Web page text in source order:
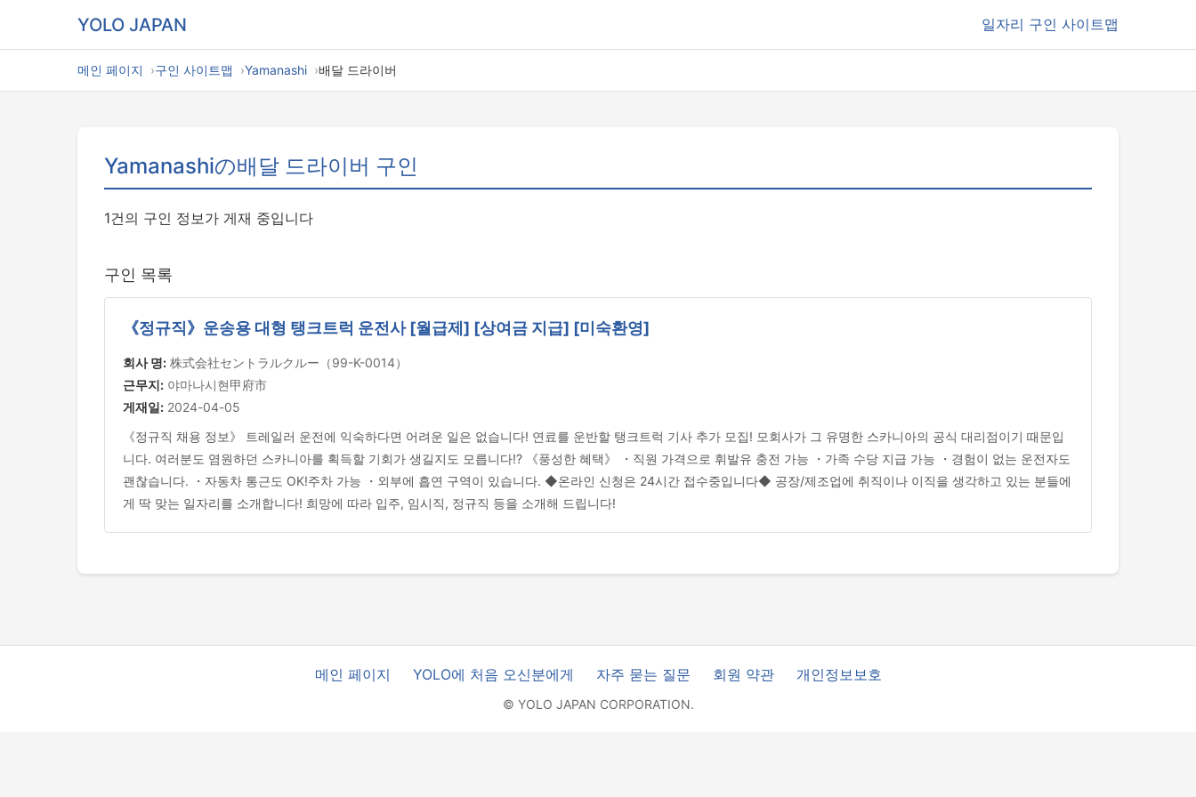
YOLO JAPAN 일자리 구인 사이트맵
메인 페이지 구인 사이트맵 Yamanashi 배달 드라이버
Yamanashiの배달 드라이버 구인
1건의 구인 정보가 게재 중입니다
구인 목록
《정규직》운송용 대형 탱크트럭 운전사 [월급제] [상여금 지급] [미숙환영]
회사 명: 株式会社セントラルクルー（99-K-0014）
근무지: 야마나시현甲府市
게재일: 2024-04-05
《정규직 채용 정보》 트레일러 운전에 익숙하다면 어려운 일은 없습니다! 연료를 운반할 탱크트럭 기사 추가 모집! 모회사가 그 유명한 스카니아의 공식 대리점이기 때문입
니다. 여러분도 염원하던 스카니아를 획득할 기회가 생길지도 모릅니다!? 《풍성한 혜택》 ・직원 가격으로 휘발유 충전 가능 ・가족 수당 지급 가능 ・경험이 없는 운전자도
괜찮습니다. ・자동차 통근도 OK!주차 가능 ・외부에 흡연 구역이 있습니다. ◆온라인 신청은 24시간 접수중입니다◆ 공장/제조업에 취직이나 이직을 생각하고 있는 분들에
게 딱 맞는 일자리를 소개합니다! 희망에 따라 입주, 임시직, 정규직 등을 소개해 드립니다!
메인 페이지 YOLO에 처음 오신분에게 자주 묻는 질문 회원 약관 개인정보보호
© YOLO JAPAN CORPORATION.